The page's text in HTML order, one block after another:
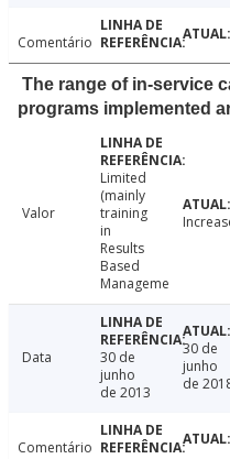
Comentário
The range of in-service
programs implemented
Valor
Limited
(mainly
training
in
Results
Based
Manageme
Data
30 de
junho
de 2013
30 de
junho
de
Comentário